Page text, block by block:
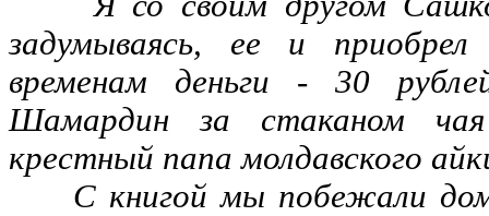
задумываясь, ее и
временам деньги - 30
Шамардин за стаканом
крестный папа молдавского
С книгой мы побежали